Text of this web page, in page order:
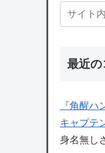
最近の
『角醒ハ
キャプテ
身名無し